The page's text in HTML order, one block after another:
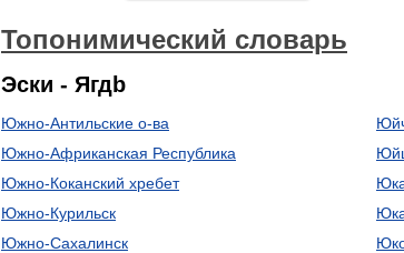
Топонимический словарь
Эски - Ягдb
Южно-Антильские о-ва
Южно-Африканская Республика
Южно-Коканский хребет
Южно-Курильск
Южно-Сахалинск